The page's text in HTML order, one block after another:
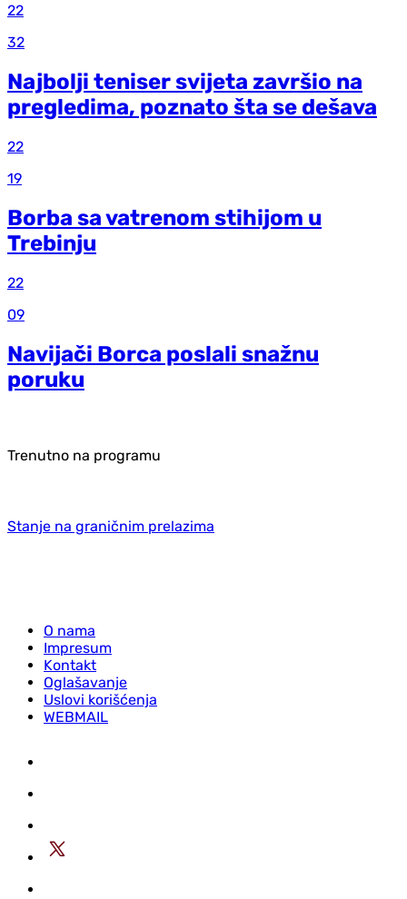
22
32
Najbolji teniser svijeta završio na
pregledima, poznato šta se dešava
22
19
Borba sa vatrenom stihijom u
Trebinju
22
09
Navijači Borca poslali snažnu
poruku
Trenutno na programu
Stanje na graničnim prelazima
O nama
Impresum
Kontakt
Oglašavanje
Uslovi korišćenja
WEBMAIL